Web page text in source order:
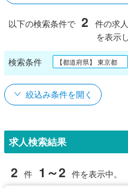
以下の検索条件で 2 件の求
を表示
検索条件 【都道府県】 東京都
絞込み条件を開く
求人検索結果
2 件 1～2 件を表示中。